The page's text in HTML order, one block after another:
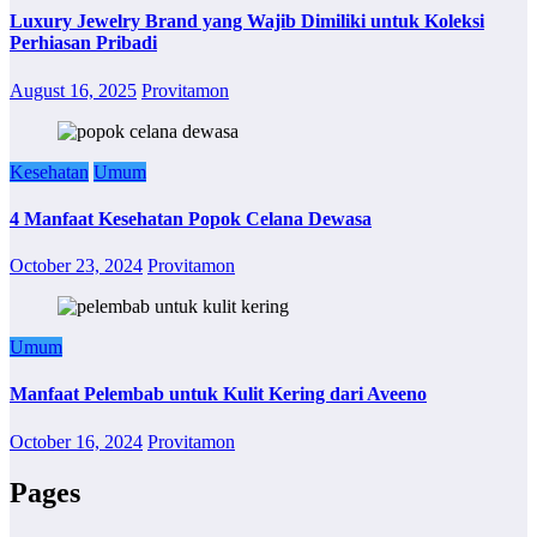
Luxury Jewelry Brand yang Wajib Dimiliki untuk Koleksi
Perhiasan Pribadi
August 16, 2025 Provitamon
Kesehatan Umum
4 Manfaat Kesehatan Popok Celana Dewasa
October 23, 2024 Provitamon
Umum
Manfaat Pelembab untuk Kulit Kering dari Aveeno
October 16, 2024 Provitamon
Pages